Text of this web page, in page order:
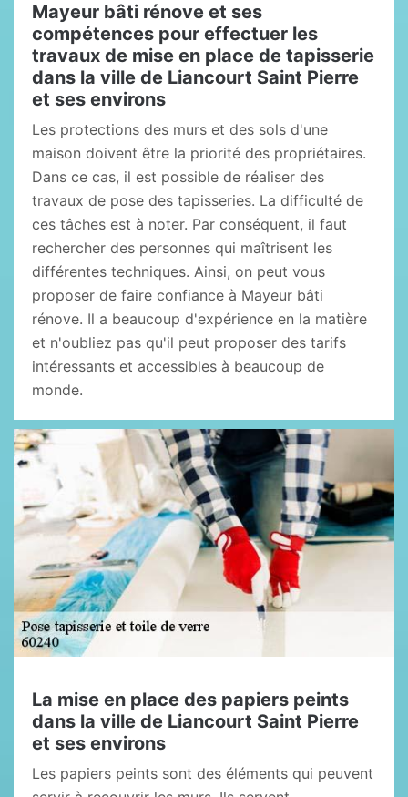
Mayeur bâti rénove et ses
compétences pour effectuer les
travaux de mise en place de tapisserie
dans la ville de Liancourt Saint Pierre
et ses environs
Les protections des murs et des sols d'une
maison doivent être la priorité des propriétaires.
Dans ce cas, il est possible de réaliser des
travaux de pose des tapisseries. La difficulté de
ces tâches est à noter. Par conséquent, il faut
rechercher des personnes qui maîtrisent les
différentes techniques. Ainsi, on peut vous
proposer de faire confiance à Mayeur bâti
rénove. Il a beaucoup d'expérience en la matière
et n'oubliez pas qu'il peut proposer des tarifs
intéressants et accessibles à beaucoup de
monde.
La mise en place des papiers peints
dans la ville de Liancourt Saint Pierre
et ses environs
Les papiers peints sont des éléments qui peuvent